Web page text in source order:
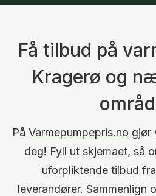
Få tilbud på
Kragerø og
På Varmepumpepris.no gjør
deg! Fyll ut skjemaet, så
uforpliktende tilbud
leverandører. Sammenlign